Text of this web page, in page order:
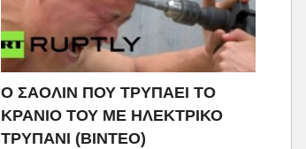
Ο ΣΑΟΛΙΝ ΠΟΥ ΤΡΥΠΑΕΙ ΤΟ
ΚΡΑΝΙΟ ΤΟΥ ΜΕ ΗΛΕΚΤΡΙΚΟ
ΤΡΥΠΑΝΙ (ΒΙΝΤΕΟ)